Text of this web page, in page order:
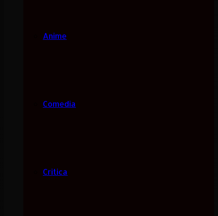
Anime
Comedia
Critica